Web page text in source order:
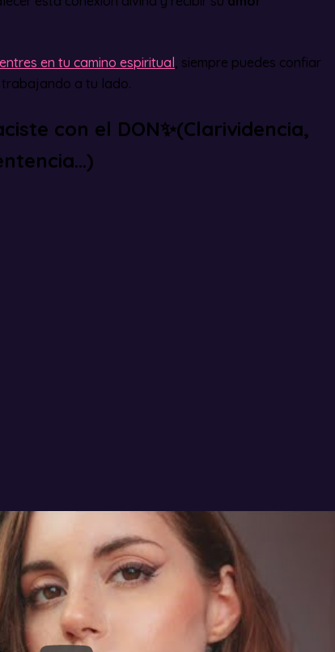
en tu camino espiritual, siempre puedes confiar
trabajando a tu lado.
con el DON✨(Clarividencia,